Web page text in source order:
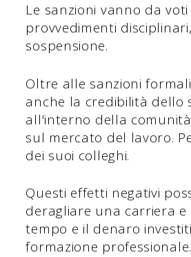
Le sanzioni vanno da
provvedimenti
sospensione.
Oltre alle sanzioni
anche la credibilità dello
all'interno della
sul mercato del lavoro.
dei suoi colleghi.
Questi effetti negativi
deragliare una carriera e
tempo e il denaro
formazione professionale.